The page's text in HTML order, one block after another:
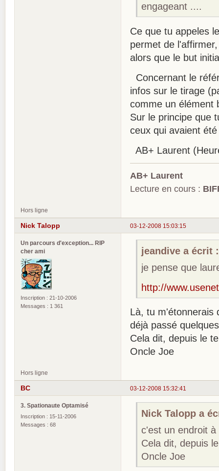
engageant ....
Ce que tu appeles
permet de
alors que le but
Concernant le
infos sur le tirage
comme un élément
Sur le principe que
ceux qui avaient
AB+ Laurent
AB+ Laurent
Lecture en cours :
Hors ligne
03-12-2008 15:03:15
Nick Talopp
Un parcours d'exception... RIP
cher ami
Inscription : 21-10-2006
Messages : 1 361
jeandive a écrit :
je pense que
http://
Là, tu m'étonnerais
déjà passé
Cela dit, depuis le
Oncle Joe
Hors ligne
03-12-2008 15:32:41
BC
3. Spationaute Optamisé
Inscription : 15-11-2006
Messages : 68
Nick Talopp a
c'est un endroit
Cela dit, depuis
Oncle Joe